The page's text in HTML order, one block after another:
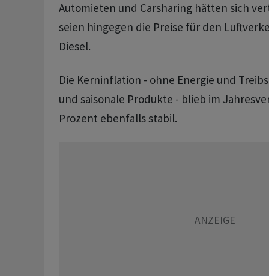
Automieten und Carsharing hätten sich
seien hingegen die Preise für den
Diesel.
Die Kerninflation - ohne Energie und
und saisonale Produkte - blieb im
Prozent ebenfalls stabil.